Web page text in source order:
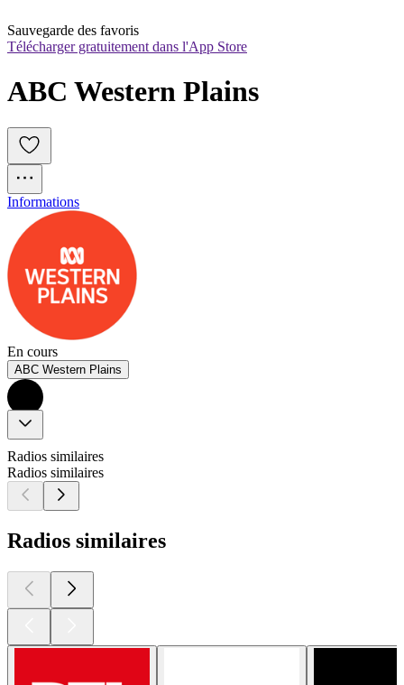
Sauvegarde des favoris
Télécharger gratuitement dans l'App Store
ABC Western Plains
Informations
En cours
ABC Western Plains
Radios similaires
Radios similaires
Radios similaires